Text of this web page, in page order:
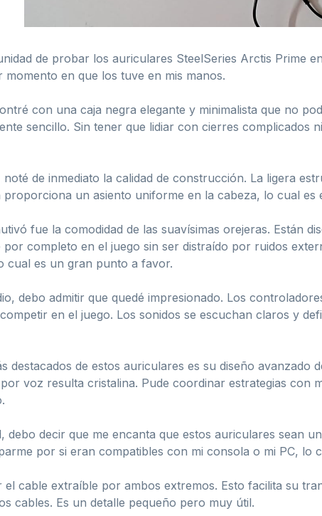
de probar los auriculares SteelSeries Arctis Prime
momento en que los tuve en mis manos.
con una caja negra elegante y minimalista que no
sencillo. Sin tener que lidiar con cierres complicados
de inmediato la calidad de construcción. La ligera
un asiento uniforme en la cabeza, lo cual es
fue la comodidad de las suavísimas orejeras. Están
completo en el juego sin ser distraído por ruidos
cual es un gran punto a favor.
debo admitir que quedé impresionado. Los
en el juego. Los sonidos se escuchan claros y
destacados de estos auriculares es su diseño avanzado
voz resulta cristalina. Pude coordinar estrategias con
debo decir que me encanta que estos auriculares sean
por si eran compatibles con mi consola o mi PC, lo
cable extraíble por ambos extremos. Esto facilita su
cables. Es un detalle pequeño pero muy útil.